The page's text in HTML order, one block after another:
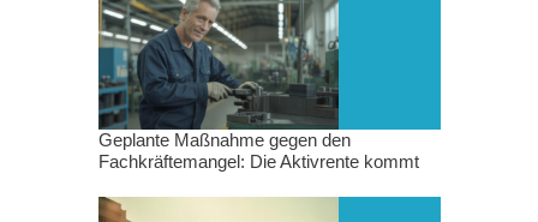
Geplante Maßnahme gegen den
Fachkräftemangel: Die Aktivrente kommt